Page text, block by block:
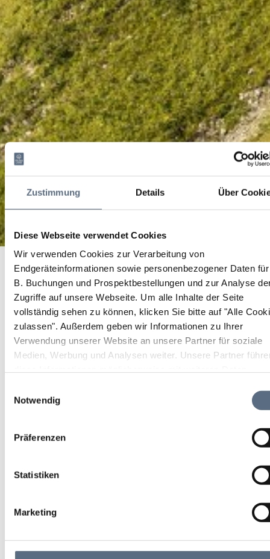
Zustimmung Details Über
Diese Webseite verwendet Cookies
Wir verwenden Cookies zur Verarbeitung von
Endgeräteinformationen sowie personenbezogener Daten
B. Buchungen und Prospektbestellungen und zur Analyse
Zugriffe auf unsere Webseite. Um alle Inhalte der Seite
vollständig sehen zu können, klicken Sie bitte auf "Alle
zulassen". Außerdem geben wir Informationen zu Ihrer
Verwendung unserer Website an unsere Partner für soziale
Medien, Werbung und Analysen weiter. Unsere Partner
Rahmen Ihrer Nutzung der Dienste gesammelt haben.
Notwendig
Präferenzen
Statistiken
Marketing
Vital-Brunnen-Runde
Startseite Vital-Brunnen-Runde
Vital-Brunnen-Runde
Laufen, Nordic Walking
Dauer
2:15 h
Strecke
8.02 km
Aufstieg
108 hm